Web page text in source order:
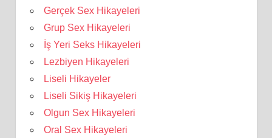
Gerçek Sex Hikayeleri
Grup Sex Hikayeleri
İş Yeri Seks Hikayeleri
Lezbiyen Hikayeleri
Liseli Hikayeler
Liseli Sikiş Hikayeleri
Olgun Sex Hikayeleri
Oral Sex Hikayeleri